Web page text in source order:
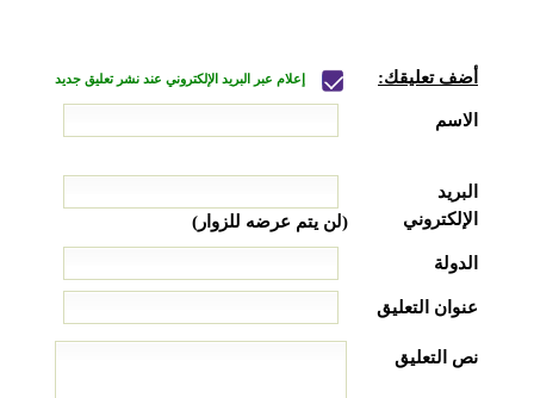
أضف تعليقك: إعلام عبر البريد الإلكتروني عند نشر تعليق جديد
الاسم
البريد
الإلكتروني
(لن يتم عرضه للزوار)
الدولة
عنوان التعليق
نص التعليق